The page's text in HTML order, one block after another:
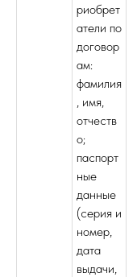
риобрет
атели по
договор
ам:
фамилия
, имя,
отчеств
о;
паспорт
ные
данные
(серия и
номер,
дата
выдачи,